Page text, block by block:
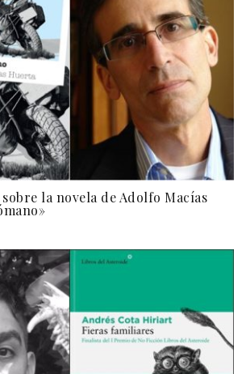
la novela de Adolfo Macías